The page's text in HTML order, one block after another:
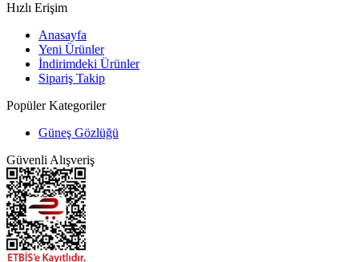
Hızlı Erişim
Anasayfa
Yeni Ürünler
İndirimdeki Ürünler
Sipariş Takip
Popüler Kategoriler
Güneş Gözlüğü
Güvenli Alışveriş